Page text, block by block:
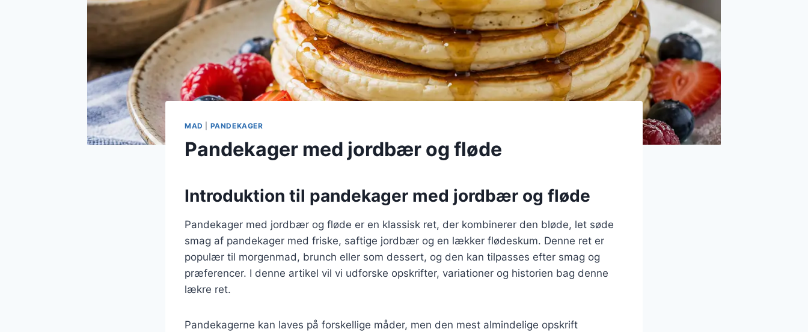
MAD PANDEKAGER
Pandekager med jordbær og fløde
Introduktion til pandekager med jordbær og fløde
Pandekager med jordbær og fløde er en klassisk ret, der kombinerer den bløde, let søde
smag af pandekager med friske, saftige jordbær og en lækker flødeskum. Denne ret er
populær til morgenmad, brunch eller som dessert, og den kan tilpasses efter smag og
præferencer. I denne artikel vil vi udforske opskrifter, variationer og historien bag denne
lækre ret.
Pandekagerne kan laves på forskellige måder, men den mest almindelige opskrift